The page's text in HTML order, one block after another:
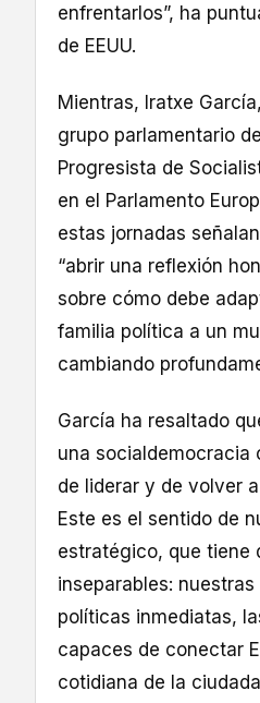
enfrentarlos”, ha
de EEUU.
Mientras, Iratxe
grupo parlamentario
Progresista de
en el Parlamento
estas jornadas
“abrir una reflexión
sobre cómo debe
familia política a un
cambiando
García ha resaltado
una socialdemocracia
de liderar y de volver
Este es el sentido de
estratégico, que tiene
inseparables:
políticas inmediatas,
capaces de conectar
cotidiana de la